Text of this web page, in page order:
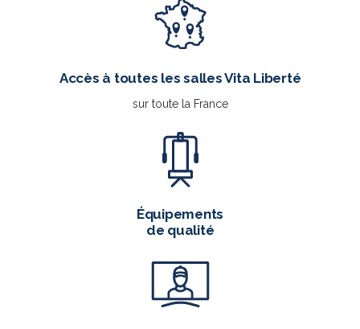
Accès à toutes les salles Vita Liberté
sur toute la France
Équipements
de qualité